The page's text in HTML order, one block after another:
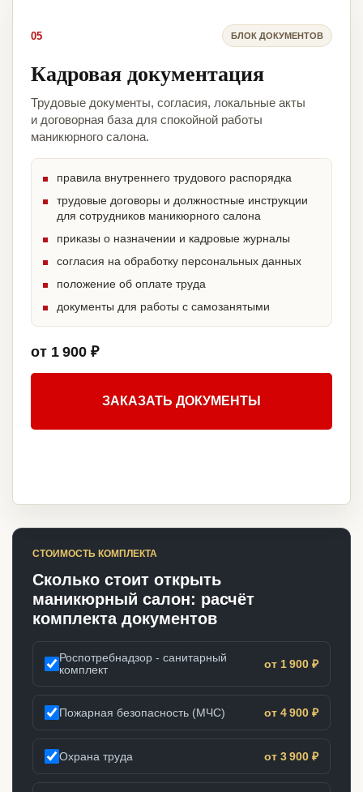
05 БЛОК ДОКУМЕНТОВ
Кадровая документация
Трудовые документы, согласия, локальные акты
и договорная база для спокойной работы
маникюрного салона.
правила внутреннего трудового распорядка
трудовые договоры и должностные инструкции
для сотрудников маникюрного салона
приказы о назначении и кадровые журналы
согласия на обработку персональных данных
положение об оплате труда
документы для работы с самозанятыми
от 1 900 ₽
ЗАКАЗАТЬ ДОКУМЕНТЫ
СТОИМОСТЬ КОМПЛЕКТА
Сколько стоит открыть
маникюрный салон: расчёт
комплекта документов
Роспотребнадзор - санитарный
комплект
от 1 900 ₽
Пожарная безопасность (МЧС) от 4 900 ₽
Охрана труда от 3 900 ₽